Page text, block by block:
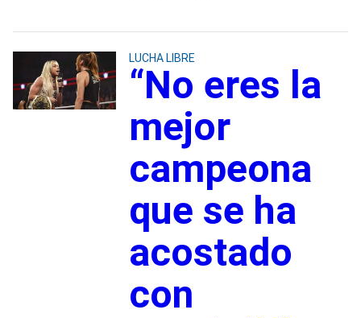
LUCHA LIBRE
“No eres la
mejor
campeona
que se ha
acostado
con